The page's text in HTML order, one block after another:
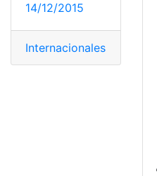
14/12/2015
Internacionales